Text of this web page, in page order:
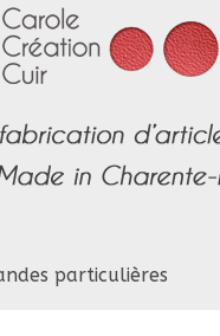
particulières